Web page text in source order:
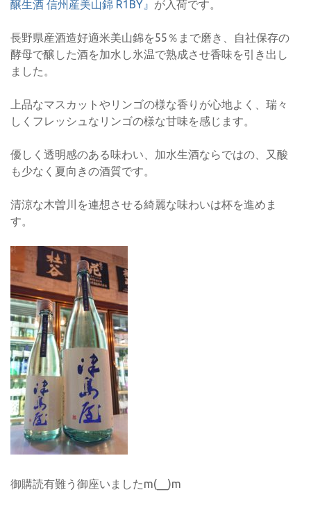
醸生酒 信州産美山錦 R1BY』 が入荷です。
長野県産酒造好適米美山錦を55％まで磨き、自社保存の
酵母で醸した酒を加水し氷温で熟成させ香味を引き出し
ました。
上品なマスカットやリンゴの様な香りが心地よく、瑞々
しくフレッシュなリンゴの様な甘味を感じます。
優しく透明感のある味わい、加水生酒ならではの、又酸
も少なく夏向きの酒質です。
清涼な木曽川を連想させる綺麗な味わいは杯を進めま
す。
御購読有難う御座いましたm(__)m